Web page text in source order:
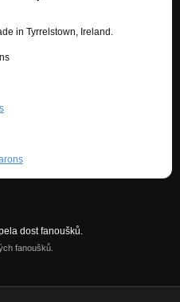
in Tyrrelstown, Ireland.
dost fanoušků.
fanoušků.